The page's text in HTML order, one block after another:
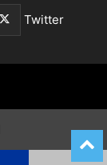
Twitter